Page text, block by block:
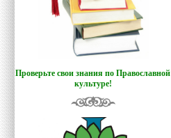
Проверьте свои знания по Православной
культуре!